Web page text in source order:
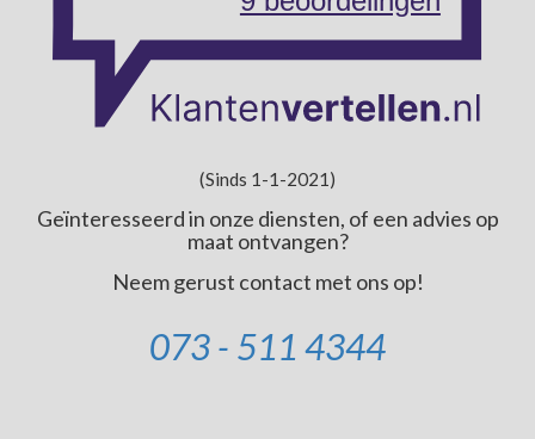
(Sinds 1-1-2021)
Geïnteresseerd in onze diensten, of een advies op
maat ontvangen?
Neem gerust contact met ons op!
073 - 511 4344